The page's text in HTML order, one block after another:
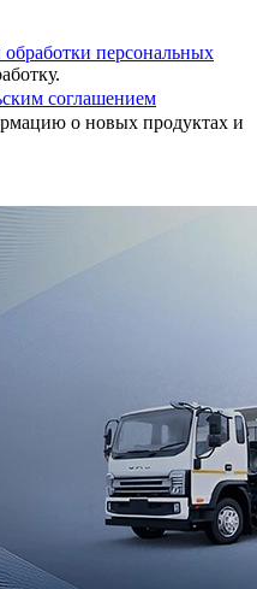
персональных
соглашением
о новых продуктах и